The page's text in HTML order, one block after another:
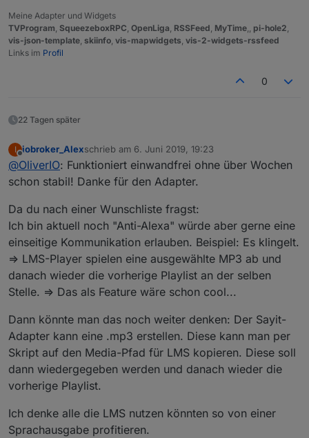
Meine Adapter und Widgets
TVProgram SqueezeboxRPC OpenLiga RSSFeed MyTime pi-hole2
vis-json-template skiinfo vis-mapwidgets vis-2-widgets-rssfeed
Links im Profil
0
22 Tagen später
I
Offline
iobroker_Alexschrieb am 6. Juni 2019, 19:23
zuletzt editiert von
@OliverIO: Funktioniert einwandfrei ohne über Wochen
schon stabil! Danke für den Adapter.
Da du nach einer Wunschliste fragst:
Ich bin aktuell noch "Anti-Alexa" würde aber gerne eine
einseitige Kommunikation erlauben. Beispiel: Es klingelt.
=> LMS-Player spielen eine ausgewählte MP3 ab und
danach wieder die vorherige Playlist an der selben
Stelle. => Das als Feature wäre schon cool...
Dann könnte man das noch weiter denken: Der Sayit-
Adapter kann eine .mp3 erstellen. Diese kann man per
Skript auf den Media-Pfad für LMS kopieren. Diese soll
dann wiedergegeben werden und danach wieder die
vorherige Playlist.
Ich denke alle die LMS nutzen könnten so von einer
Sprachausgabe profitieren.